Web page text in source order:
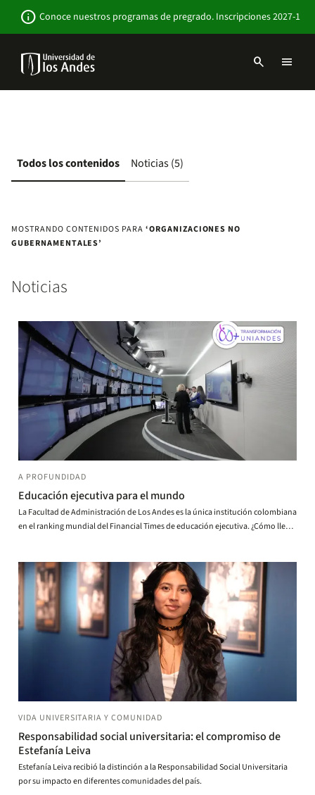
contenido
info Conoce nuestros programas de pregrado. Inscripciones 2027-1
Navbar
search menu
Todos los contenidos Noticias (5)
MOSTRANDO CONTENIDOS PARA ‘ORGANIZACIONES NO
GUBERNAMENTALES’
Noticias
A PROFUNDIDAD
Educación ejecutiva para el mundo
La Facultad de Administración de Los Andes es la única institución colombiana
en el ranking mundial del Financial Times de educación ejecutiva. ¿Cómo llegó
VIDA UNIVERSITARIA Y COMUNIDAD
Responsabilidad social universitaria: el compromiso de
Estefanía Leiva
Estefanía Leiva recibió la distinción a la Responsabilidad Social Universitaria
por su impacto en diferentes comunidades del país.